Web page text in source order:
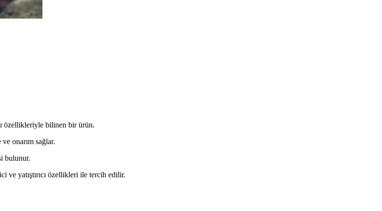
özellikleriyle bilinen bir ürün.
onarım sağlar.
bulunur.
ve yatıştırıcı özellikleri ile tercih edilir.